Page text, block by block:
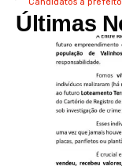
Últimas